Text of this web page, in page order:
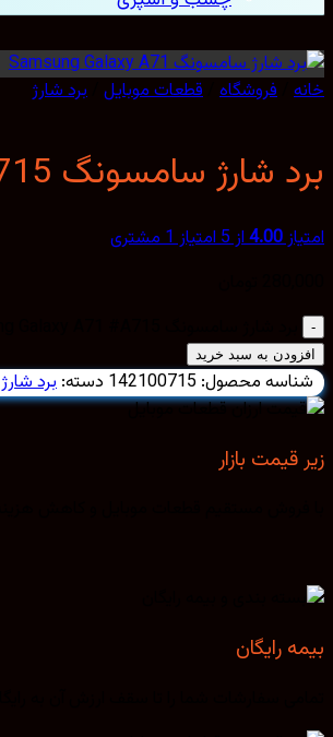
خانه فروشگاه قطعات موبایل برد شارژ
برد شارژ سامسونگ Samsung Galaxy A71 #A715
امتیاز4.00از 5 امتیاز 1مشتری
افزودن به سبد خرید
شناسه محصول: 142100715 دسته: برد شارژ
زیر قیمت بازار
بیمه رایگان